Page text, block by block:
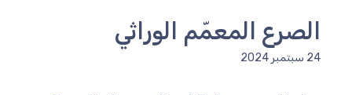
الصرع المعمّم الوراثي
24 سبتمبر 2024